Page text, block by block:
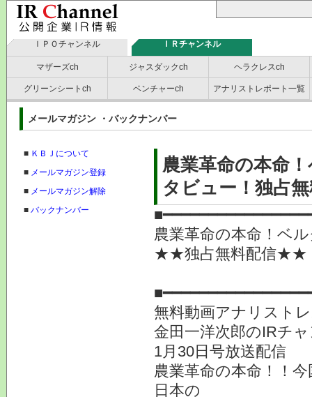
ＩＰＯチャンネル ＩＲチャンネル
マザーズch ジャスダックch ヘラクレスch
グリーンシートch ベンチャーch アナリストレポート一覧
メールマガジン ・バックナンバー
■ ＫＢＪについて
■ メールマガジン登録
■ メールマガジン解除
■ バックナンバー
農業革命の本命
タビュー！独占
農業革命の本命！ベ
★★独占無料配信★★
無料動画アナリスト
金田一洋次郎のIRチ
1月30日号放送配信
農業革命の本命！！
日本の